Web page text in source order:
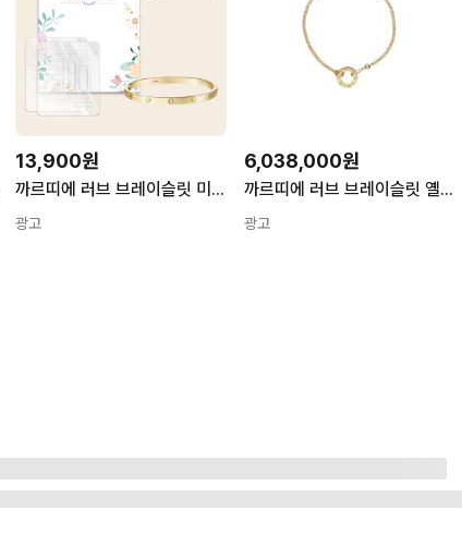
13,900원
까르띠에 러브 브레이슬릿 미디엄 명품 보호필름 4세트 주얼리
광고
6,038,000원
까르띠에 러브 브레이슬릿 옐로우 골드 다이아몬드 B6038300 155685416
광고